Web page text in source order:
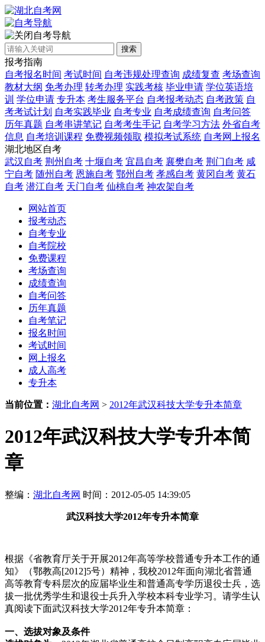
自考导航
搜索
报考指南
自考报名时间 考试时间 自考违规处理查询 成绩复查 考场查询
教材大纲 免考办理 转考办理 实践考核 毕业申请 学位英语培
训 学位申请 专升本 考生服务平台 自考报考动态 自考政策 自
考考试计划 自考实践毕业 自考专业 自考成绩查询 自考问答
历年真题 自考串讲笔记 自考考生手记 自考学习方法 外省自考
信息 自考培训课程 免费视频领取 模拟考试系统 自考网上报名
湖北地区自考
武汉自考 荆州自考 十堰自考 宜昌自考 襄樊自考 荆门自考 咸
宁自考 随州自考 恩施自考 鄂州自考 孝感自考 黄冈自考 黄石
自考 潜江自考 天门自考 仙桃自考 神农架自考
网站首页
报考动态
自考专业
自考院校
免费课程
考场查询
成绩查询
自考问答
历年真题
自考笔记
报名时间
考试时间
网上报名
成人高考
专升本
当前位置： 湖北自考网 > 2012年武汉科技大学专升本简章
2012年武汉科技大学专升本简
章
整编： 湖北自考网 时间：2012-05-05 14:39:05
武汉科技大学2012年专升本简章
根据《省教育厅关于开展2012年高等学校普通专升本工作的通
知》（鄂教高[2012]5号）精神，我校2012年面向湖北省普通
高等教育专科层次的应届毕业生和普通高专学历退役士兵，选
拔一批优秀学生和退役士兵升入学校本科专业学习。请学生认
真阅读下面武汉科技大学2012年专升本简章：
一、选拔对象及条件